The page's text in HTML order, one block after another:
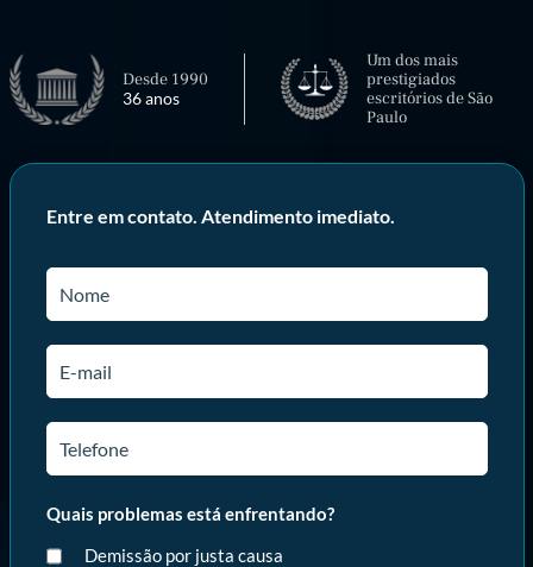
Desde 1990
36 anos
Um dos mais
prestigiados
escritórios de São
Paulo
Entre em contato. Atendimento imediato.
Quais problemas está enfrentando?
Demissão por justa causa